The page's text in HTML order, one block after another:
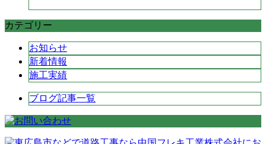
カテゴリー
お知らせ
新着情報
施工実績
ブログ記事一覧